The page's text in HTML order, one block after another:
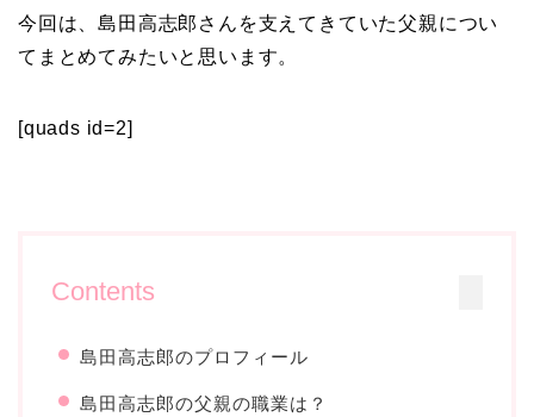
今回は、島田高志郎さんを支えてきていた父親につい
てまとめてみたいと思います。
[quads id=2]
Contents
島田高志郎のプロフィール
島田高志郎の父親の職業は？